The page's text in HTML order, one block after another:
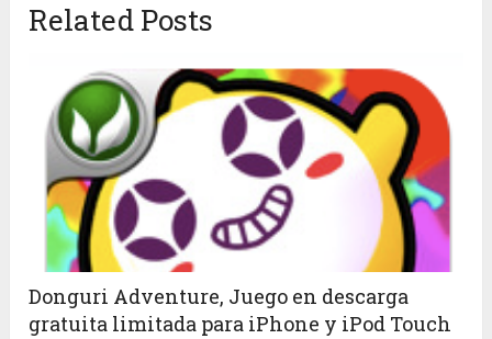
Related Posts
Donguri Adventure, Juego en descarga
gratuita limitada para iPhone y iPod Touch